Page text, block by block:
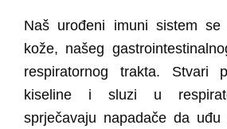
Naš urođeni imuni sistem se
kože, našeg
respiratornog trakta. Stvari
kiseline i sluzi u
sprječavaju napadače da